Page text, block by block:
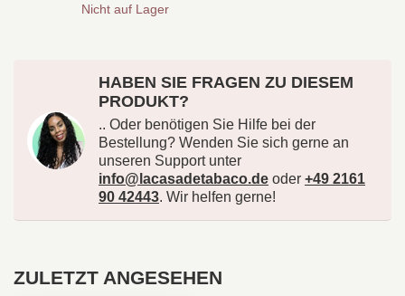
Nicht auf Lager
HABEN SIE FRAGEN ZU DIESEM
PRODUKT?
.. Oder benötigen Sie Hilfe bei der
Bestellung? Wenden Sie sich gerne an
unseren Support unter
info@lacasadetabaco.de oder +49 2161
90 42443. Wir helfen gerne!
ZULETZT ANGESEHEN